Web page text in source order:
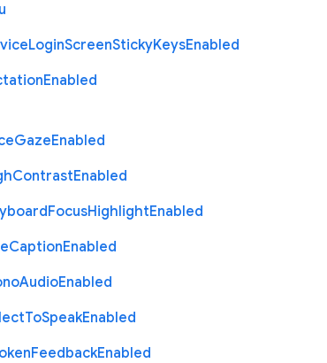
LoginScreenStickyKeysEnabled
Enabled
GazeEnabled
ContrastEnabled
FocusHighlightEnabled
CaptionEnabled
AudioEnabled
ToSpeakEnabled
FeedbackEnabled